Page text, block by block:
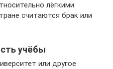
лёгкими
считаются брак или
учёбы
или другое